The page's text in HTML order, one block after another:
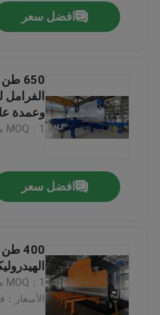
افضل سعر
وعمدة
MOQ：1 مجموعة
افضل سعر
MOQ：1 مجموعة
الأسعار